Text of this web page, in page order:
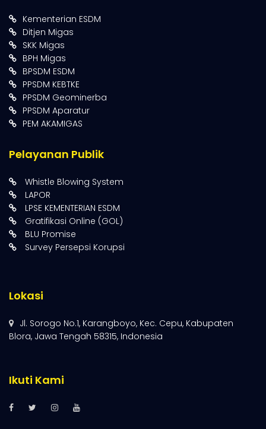
Kementerian ESDM
Ditjen Migas
SKK Migas
BPH Migas
BPSDM ESDM
PPSDM KEBTKE
PPSDM Geominerba
PPSDM Aparatur
PEM AKAMIGAS
Pelayanan Publik
Whistle Blowing System
LAPOR
LPSE KEMENTERIAN ESDM
Gratifikasi Online (GOL)
BLU Promise
Survey Persepsi Korupsi
Lokasi
Jl. Sorogo No.1, Karangboyo, Kec. Cepu, Kabupaten
Blora, Jawa Tengah 58315, Indonesia
Ikuti Kami